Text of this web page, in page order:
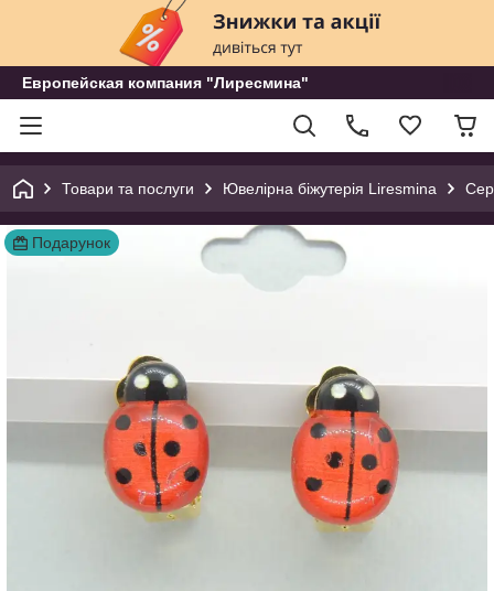
Европейская компания "Лиресмина"
Товари та послуги Ювелірна біжутерія Liresmina
Подарунок